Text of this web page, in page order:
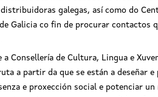
galegas, así como do
Galicia co fin de procurar contactos
Consellería de Cultura, Lingua e
a partir da que se están a deseñar e
e proxección social e potenciar